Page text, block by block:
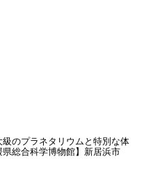
級のプラネタリウムと特別な体
県総合科学博物館】新居浜市